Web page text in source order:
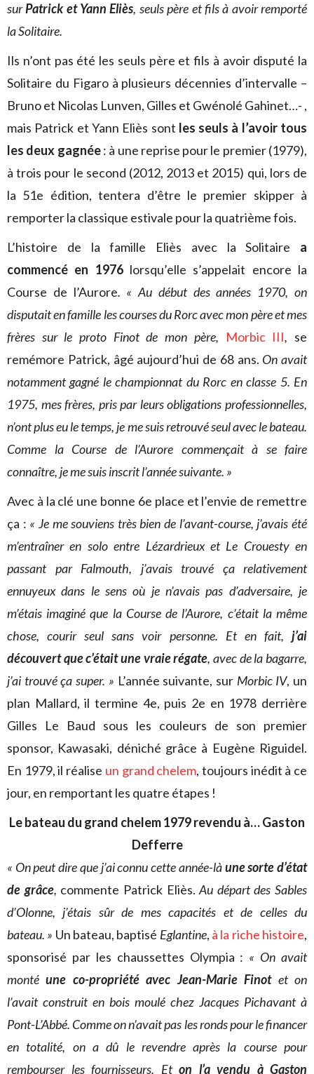
surPatrick et Yann Eliès, seuls père et fils à avoir remporté
la Solitaire.
Ils n’ont pas été les seuls père et fils à avoir disputé la
Solitaire du Figaro à plusieurs décennies d’intervalle –
Bruno et Nicolas Lunven, Gilles et Gwénolé Gahinet…- ,
mais Patrick et Yann Eliès sont les seuls à l’avoir tous
les deux gagnée: à une reprise pour le premier (1979),
à trois pour le second (2012, 2013 et 2015) qui, lors de
la 51e édition, tentera d’être le premier skipper à
remporter la classique estivale pour la quatrième fois.
L’histoire de la famille Eliès avec la Solitaire a
commencé en 1976lorsqu’elle s’appelait encore la
Course de l’Aurore. « Au début des années 1970, on
disputait en famille les courses du Rorc avec mon père et mes
frères sur le proto Finot de mon père, Morbic III, se
remémore Patrick, âgé aujourd’hui de 68 ans. On avait
notamment gagné le championnat du Rorc en classe 5. En
1975, mes frères, pris par leurs obligations professionnelles,
n’ont plus eu le temps, je me suis retrouvé seul avec le bateau.
Comme la Course de l’Aurore commençait à se faire
connaître, je me suis inscrit l’année suivante. »
Avec à la clé une bonne 6e place et l’envie de remettre
ça : « Je me souviens très bien de l’avant-course, j’avais été
m’entraîner en solo entre Lézardrieux et Le Crouesty en
passant par Falmouth, j’avais trouvé ça relativement
ennuyeux dans le sens où je n’avais pas d’adversaire, je
m’étais imaginé que la Course de l’Aurore, c’était la même
chose, courir seul sans voir personne. Et en fait, j’ai
découvert que c’était une vraie régate, avec de la bagarre,
j’ai trouvé ça super. » L’année suivante, sur Morbic IV, un
plan Mallard, il termine 4e, puis 2e en 1978 derrière
Gilles Le Baud sous les couleurs de son premier
sponsor, Kawasaki, déniché grâce à Eugène Riguidel.
En 1979, il réalise un grand chelem, toujours inédit à ce
jour, en remportant les quatre étapes !
Le bateau du grand chelem 1979 revendu à… Gaston
Defferre
« On peut dire que j’ai connu cette année-làune sorte d’état
de grâce, commente Patrick Eliès.Au départ des Sables
d’Olonne, j’étais sûr de mes capacités et de celles du
bateau. » Un bateau, baptisé Eglantine, à la riche histoire,
sponsorisé par les chaussettes Olympia : « On avait
montéune co-propriété avec Jean-Marie Finotet on
l’avait construit en bois moulé chez Jacques Pichavant à
Pont-L’Abbé. Comme on n’avait pas les ronds pour le financer
en totalité, on a dû le revendre après la course pour
rembourser les fournisseurs. Et on l’a vendu à Gaston